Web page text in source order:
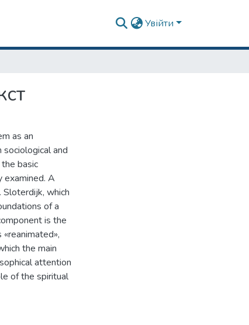
Увійти
as an
and
basic
examined. A
which
of a
is the
the main
attention
of the spiritual